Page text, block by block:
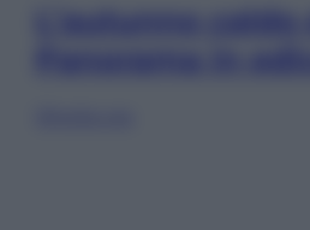
L’autunno caldo